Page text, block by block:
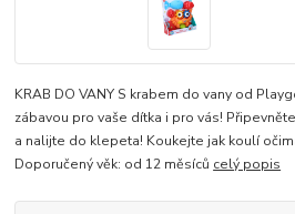
KRAB DO VANY S krabem do vany od
zábavou pro vaše dítka i pro vás!
a nalijte do klepeta! Koukejte jak koulí
Doporučený věk: od 12 měsíců celý popis